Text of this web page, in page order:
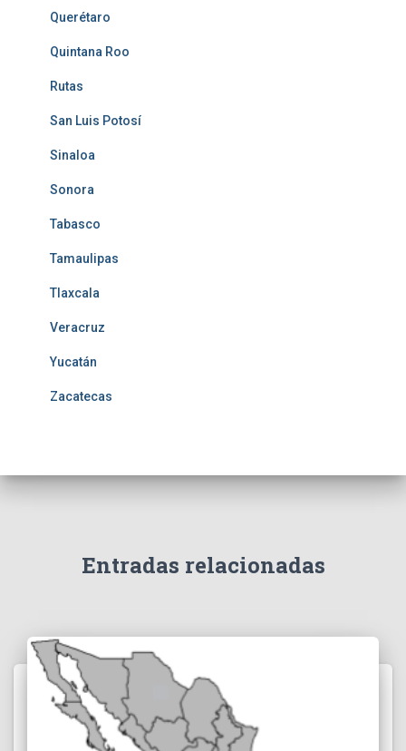
Querétaro
Quintana Roo
Rutas
San Luis Potosí
Sinaloa
Sonora
Tabasco
Tamaulipas
Tlaxcala
Veracruz
Yucatán
Zacatecas
Entradas relacionadas